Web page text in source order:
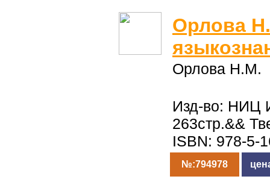
Орлова
Орлова Н.М.
Изд-во: НИЦ
263стр.&&
ISBN: 978-5-
№:794978